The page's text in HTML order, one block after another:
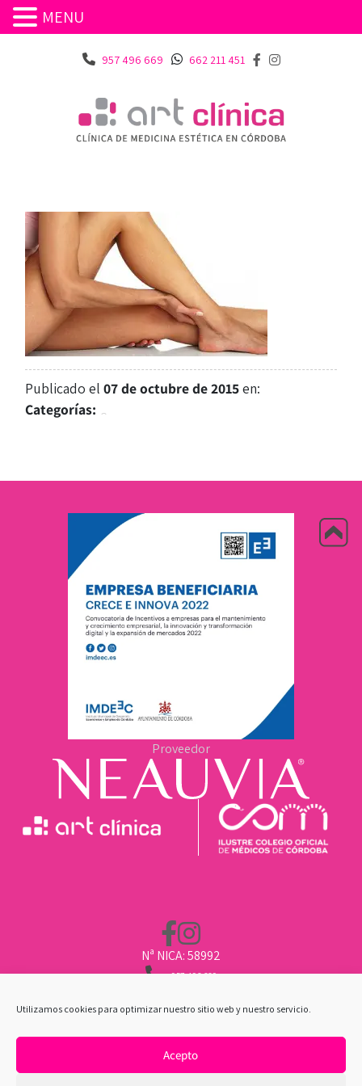
Utilizamos cookies para optimizar nuestro sitio web y nuestro servicio.
Acepto
957 496 669 662 211 451
Publicado el07 de octubre de 2015en:
Categorías:
Nª NICA: 58992
957 496 669
CLINICA@ARTCLINICA.COM
POLÍTICA DE COOKIES|AVISO LEGAL
Proveedor
MENU